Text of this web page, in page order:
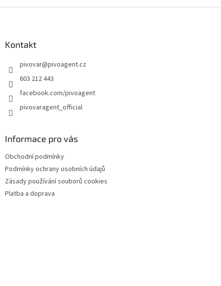
Kontakt
pivovar@pivoagent.cz
603 212 443
facebook.com/pivoagent
pivovaragent_official
Informace pro vás
Obchodní podmínky
Podmínky ochrany osobních údajů
Zásady používání souborů cookies
Platba a doprava